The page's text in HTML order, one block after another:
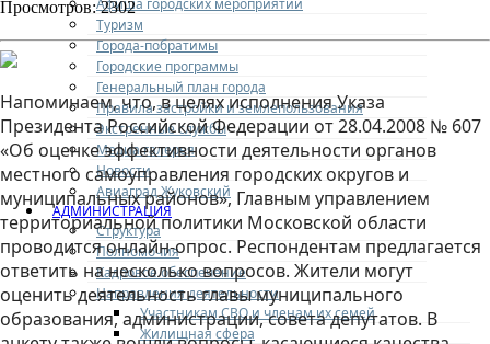
Туризм
Города-побратимы
Городские программы
Генеральный план города
Правила застройки и землепользования
Экстренные службы
Медиа галерея
Новости
Авиаград Жуковский
АДМИНИСТРАЦИЯ
Структура
Полномочия
Кадровое обеспечение
Направления деятельности
Участникам СВО и членам их семей
Жилищная сфера
Просмотров: 2302
Напоминаем, что, в целях исполнения Указа
Президента Российской Федерации от 28.04.2008 № 607
«Об оценке эффективности деятельности органов
местного самоуправления городских округов и
муниципальных районов», Главным управлением
территориальной политики Московской области
проводится онлайн-опрос. Респондентам предлагается
ответить на несколько вопросов. Жители могут
оценить деятельность главы муниципального
образования, администрации, совета депутатов. В